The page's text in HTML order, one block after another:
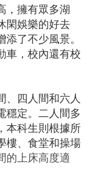
，擁有眾多湖
閑娛樂的好去
了不少風景。
車，校內還有校
、四人間和六人
穩定。二人間多
本科生則根據所
樓、食堂和操場
的上床高度適